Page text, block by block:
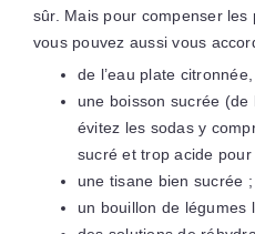
sûr. Mais pour compenser les
vous pouvez aussi vous
de l’eau plate
une boisson sucrée (de
évitez les sodas y
sucré et trop acide
une tisane bien sucrée ;
un bouillon de légumes